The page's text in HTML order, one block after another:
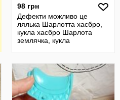
98 грн
Дефекти можливо це
лялька Шарлотта хасбро,
кукла хасбро Шарлота
землячка, кукла